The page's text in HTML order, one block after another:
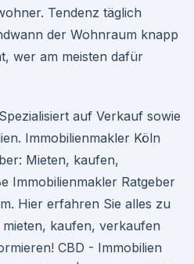
Tendenz täglich
der Wohnraum knapp
wer am meisten dafür
auf Verkauf sowie
Immobilienmakler Köln
Mieten, kaufen,
Immobilienmakler Ratgeber
Hier erfahren Sie alles zu
kaufen, verkaufen
CBD - Immobilien